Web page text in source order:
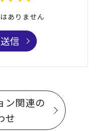
ありません
信
ン関連の
せ